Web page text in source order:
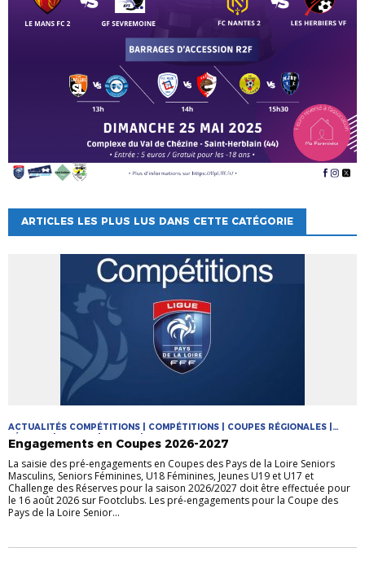
ARTICLES LES PLUS LUS DANS CETTE CATÉGORIE
ACTUALITÉS COMPÉTITIONS | COMPÉTITIONS | COUPES RÉGIONALES |
FÉMININE | FUTSAL | JEUNES | MASCULIN
Engagements en Coupes 2026-2027
La saisie des pré-engagements en Coupes des Pays de la Loire Seniors
Masculins, Seniors Féminines, U18 Féminines, Jeunes U19 et U17 et
Challenge des Réserves pour la saison 2026/2027 doit être effectuée pour
le 16 août 2026 sur Footclubs. Les pré-engagements pour la Coupe des
Pays de la Loire Senior...